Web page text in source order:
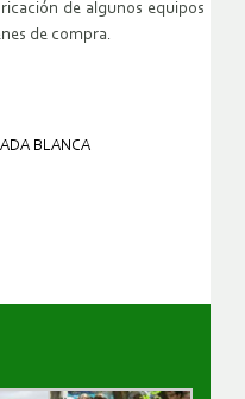
de algunos equipos
de compra.
BLANCA